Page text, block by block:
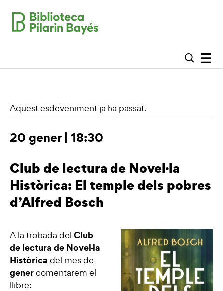
Aquest esdeveniment ja ha passat.
20 gener | 18:30
Club de lectura de Novel·la
Històrica: El temple dels pobres
d’Alfred Bosch
A la trobada del Club
de lectura de Novel·la
Històrica del mes de
genercomentarem el
llibre: